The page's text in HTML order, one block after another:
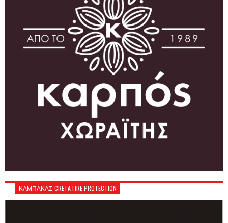
ΚΑΜΠΑΚΑΣ-CRETA FIRE PROTECTION